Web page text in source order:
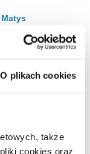
O plikach cookies
także
cookies oraz
Sortuj
stronie